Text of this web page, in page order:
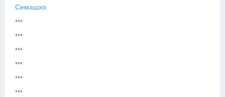
Семашхо
***
***
***
***
***
***